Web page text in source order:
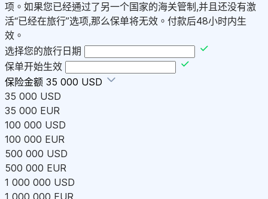
项。如果您已经通过了另一个国家的海关管制,并且还没有激
活“已经在旅行”选项,那么保单将无效。付款后48小时内生
效。
选择您的旅行日期
保单开始生效
保险金额 35 000 USD
35 000 USD
35 000 EUR
100 000 USD
100 000 EUR
500 000 USD
500 000 EUR
1 000 000 USD